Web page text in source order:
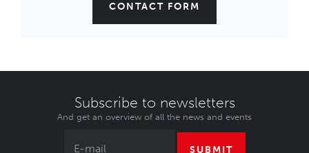
CONTACT FORM
Subscribe to newsletters
And get an overview of all the news and events
SUBMIT